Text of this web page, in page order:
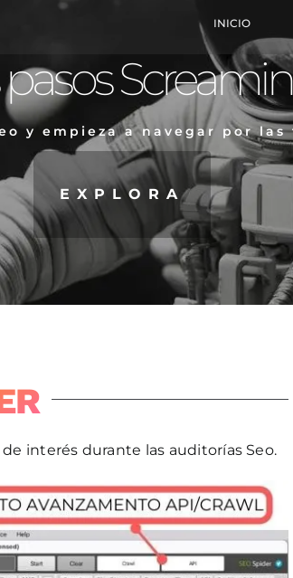
INICIO
y empieza a navegar por
EXPLORA
interés durante las auditorías Seo.